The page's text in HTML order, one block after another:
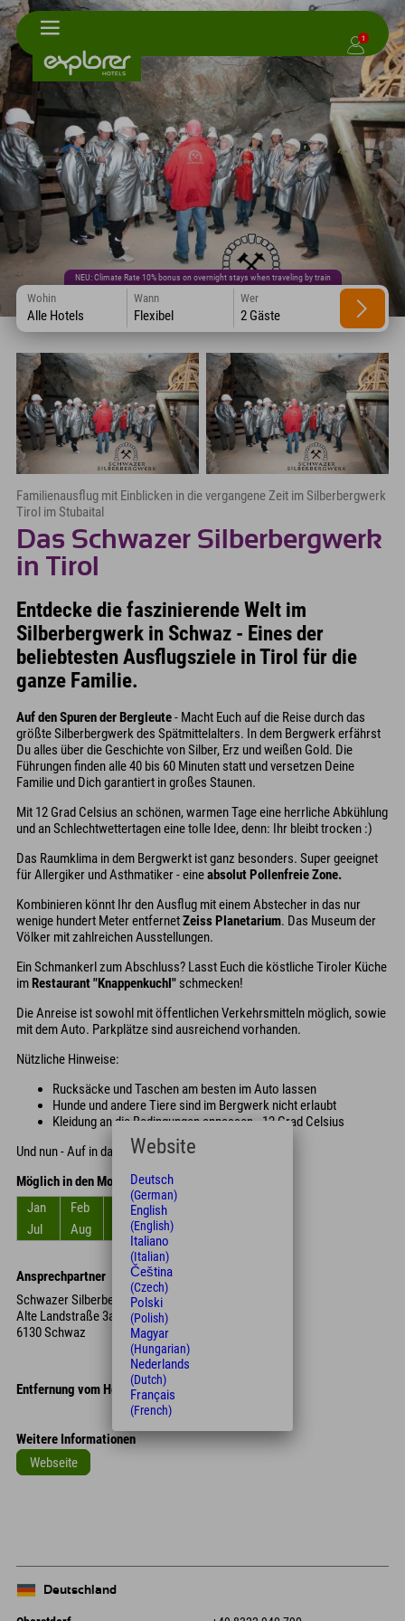
1
NEU: Climate Rate 10% bonus on overnight stays when traveling by train
Wohin
Alle Hotels
Wann
Flexibel
Wer
2 Gäste
Familienausflug mit Einblicken in die vergangene Zeit im Silberbergwerk
Tirol im Stubaital
Das Schwazer Silberbergwerk
in Tirol
Entdecke die faszinierende Welt im
Silberbergwerk in Schwaz - Eines der
beliebtesten Ausflugsziele in Tirol für die
ganze Familie.
Auf den Spuren der Bergleute- Macht Euch auf die Reise durch das
größte Silberbergwerk des Spätmittelalters. In dem Bergwerk erfährst
Du alles über die Geschichte von Silber, Erz und weißen Gold. Die
Führungen finden alle 40 bis 60 Minuten statt und versetzen Deine
Familie und Dich garantiert in großes Staunen.
Mit 12 Grad Celsius an schönen, warmen Tage eine herrliche Abkühlung
und an Schlechtwettertagen eine tolle Idee, denn: Ihr bleibt trocken :)
Das Raumklima in dem Bergwerkt ist ganz besonders. Super geeignet
für Allergiker und Asthmatiker - eineabsolut Pollenfreie Zone.
Kombinieren könnt Ihr den Ausflug mit einem Abstecher in das nur
wenige hundert Meter entfernetZeiss Planetarium. Das Museum der
Völker mit zahlreichen Ausstellungen.
Ein Schmankerl zum Abschluss? Lasst Euch die köstliche Tiroler Küche
imRestaurant "Knappenkuchl" schmecken!
Die Anreise ist sowohl mit öffentlichen Verkehrsmitteln möglich, sowie
mit dem Auto. Parkplätze sind ausreichend vorhanden.
Nützliche Hinweise:
Rucksäcke und Taschen am besten im Auto lassen
Hunde und andere Tiere sind im Bergwerk nicht erlaubt
Kleidung an die Bedingungen anpassen - 12 Grad Celsius
Und nun - Auf in das Abenteuer :)
Möglich in den Monaten
Jan
Feb Mrz Apr
Jul
Aug Sep Okt
Ansprechpartner
Schwazer Silberbergwerk
Alte Landstraße 3a
6130 Schwaz
Entfernung vom Hotel
Weitere Informationen
Webseite
Deutschland
Website
Deutsch
(German)
English
(English)
Italiano
(Italian)
Čeština
(Czech)
Polski
(Polish)
Magyar
(Hungarian)
Nederlands
(Dutch)
Français
(French)